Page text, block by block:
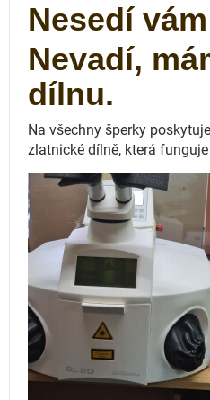
Nesedí
Nevadí,
dílnu.
Na všechny šperky
zlatnické dílně, která funguje